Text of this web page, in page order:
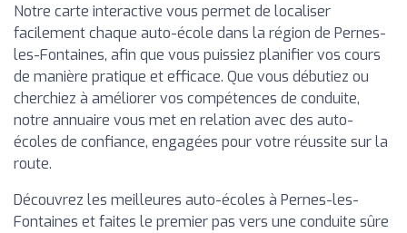
Notre carte interactive vous permet de localiser
facilement chaque auto-école dans la région de Pernes-
les-Fontaines, afin que vous puissiez planifier vos cours
de manière pratique et efficace. Que vous débutiez ou
cherchiez à améliorer vos compétences de conduite,
notre annuaire vous met en relation avec des auto-
écoles de confiance, engagées pour votre réussite sur la
route.
Découvrez les meilleures auto-écoles à Pernes-les-
Fontaines et faites le premier pas vers une conduite sûre